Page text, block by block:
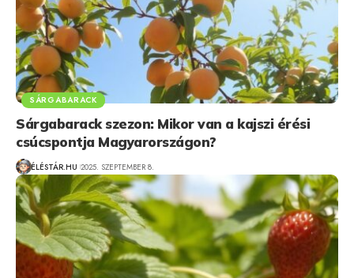
SÁRGABARACK
Sárgabarack szezon: Mikor van a kajszi érési
csúcspontja Magyarországon?
ÉLÉSTÁR.HU 2025. SZEPTEMBER 8.